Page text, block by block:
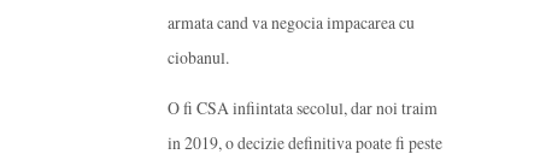
armata cand va negocia impacarea cu
ciobanul.
O fi CSA infiintata secolul, dar noi traim
in 2019, o decizie definitiva poate fi peste